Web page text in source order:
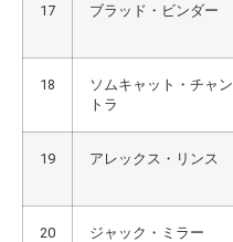
17 ブラッド・ビンダー
18
ソムキャット・チャン
トラ
19 アレックス・リンス
20 ジャック・ミラー